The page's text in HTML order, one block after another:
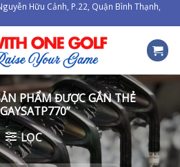
Hữu Cảnh, P.22, Quận Bình Thạnh,
PHẨM ĐƯỢC GẮN THẺ
LỌC